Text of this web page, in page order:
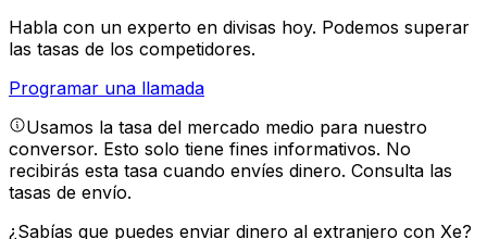
Habla con un experto en divisas hoy. Podemos superar
las tasas de los competidores.
Programar una llamada
Usamos la tasa del mercado medio para nuestro
conversor. Esto solo tiene fines informativos. No
recibirás esta tasa cuando envíes dinero. Consulta las
tasas de envío.
¿Sabías que puedes enviar dinero al extranjero con Xe?